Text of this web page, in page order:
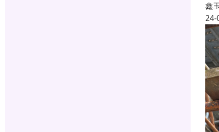
鑫
24-